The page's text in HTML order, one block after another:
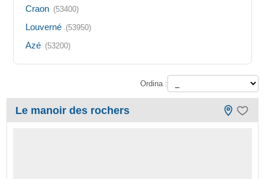
Craon (53400)
Louverné (53950)
Azé (53200)
Ordina :
Le manoir des rochers